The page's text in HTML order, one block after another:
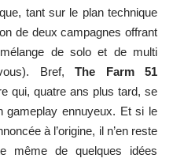
tant sur le plan technique
de deux campagnes offrant
de solo et de multi
vous). Bref,The Farm 51
qui, quatre ans plus tard, se
gameplay ennuyeux. Et si le
à l’origine, il n’en reste
même de quelques idées